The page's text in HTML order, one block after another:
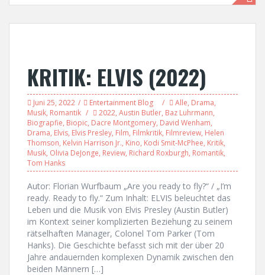
KRITIK: ELVIS (2022)
Juni 25, 2022 Entertainment Blog Alle, Drama,
Musik, Romantik 2022, Austin Butler, Baz Luhrmann,
Biograpfie, Biopic, Dacre Montgomery, David Wenham,
Drama, Elvis, Elvis Presley, Film, Filmkritik, Filmreview, Helen
Thomson, Kelvin Harrison Jr., Kino, Kodi Smit-McPhee, Kritik,
Musik, Olivia DeJonge, Review, Richard Roxburgh, Romantik,
Tom Hanks
Autor: Florian Wurfbaum „Are you ready to fly?“ / „I’m
ready. Ready to fly.“ Zum Inhalt: ELVIS beleuchtet das
Leben und die Musik von Elvis Presley (Austin Butler)
im Kontext seiner komplizierten Beziehung zu seinem
rätselhaften Manager, Colonel Tom Parker (Tom
Hanks). Die Geschichte befasst sich mit der über 20
Jahre andauernden komplexen Dynamik zwischen den
beiden Männern […]